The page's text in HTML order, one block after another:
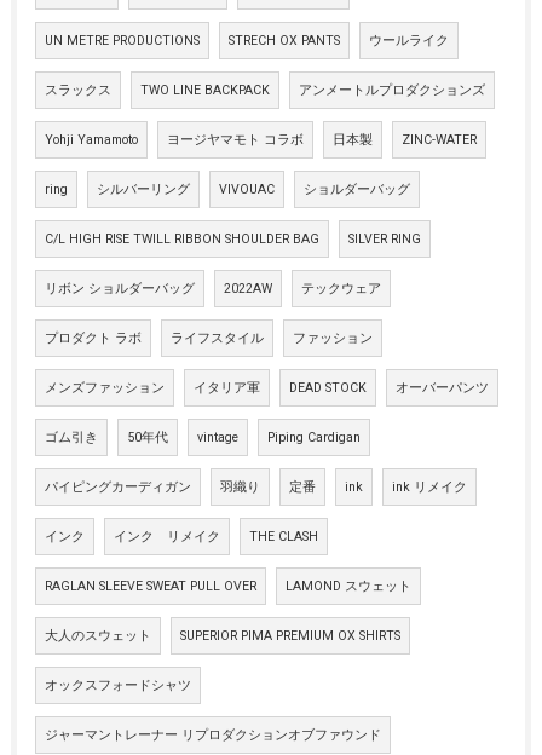
UN METRE PRODUCTIONS STRECH OX PANTS ウールライク
スラックス TWO LINE BACKPACK アンメートルプロダクションズ
Yohji Yamamoto ヨージヤマモト コラボ 日本製 ZINC-WATER
ring シルバーリング VIVOUAC ショルダーバッグ
C/L HIGH RISE TWILL RIBBON SHOULDER BAG SILVER RING
リボン ショルダーバッグ 2022AW テックウェア
プロダクト ラボ ライフスタイル ファッション
メンズファッション イタリア軍 DEAD STOCK オーバーパンツ
ゴム引き 50年代 vintage Piping Cardigan
パイピングカーディガン 羽織り 定番 ink ink リメイク
インク インク リメイク THE CLASH
RAGLAN SLEEVE SWEAT PULL OVER LAMOND スウェット
大人のスウェット SUPERIOR PIMA PREMIUM OX SHIRTS
オックスフォードシャツ
ジャーマントレーナー リプロダクションオブファウンド